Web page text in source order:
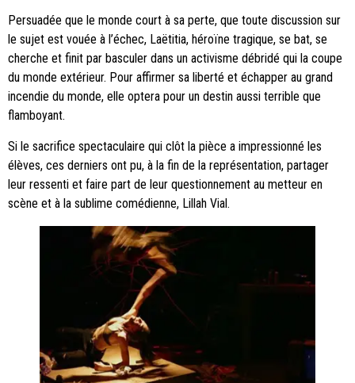
Persuadée que le monde court à sa perte, que toute discussion sur
le sujet est vouée à l’échec, Laëtitia, héroïne tragique, se bat, se
cherche et finit par basculer dans un activisme débridé qui la coupe
du monde extérieur. Pour affirmer sa liberté et échapper au grand
incendie du monde, elle optera pour un destin aussi terrible que
flamboyant.
Si le sacrifice spectaculaire qui clôt la pièce a impressionné les
élèves, ces derniers ont pu, à la fin de la représentation, partager
leur ressenti et faire part de leur questionnement au metteur en
scène et à la sublime comédienne, Lillah Vial.